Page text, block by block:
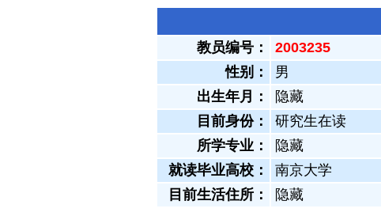
教员编号： 2003235
性别：
男
出生年月：
隐藏
目前身份： 研究生在读
所学专业：
隐藏
就读毕业高校：
南京大学
目前生活住所：
隐藏